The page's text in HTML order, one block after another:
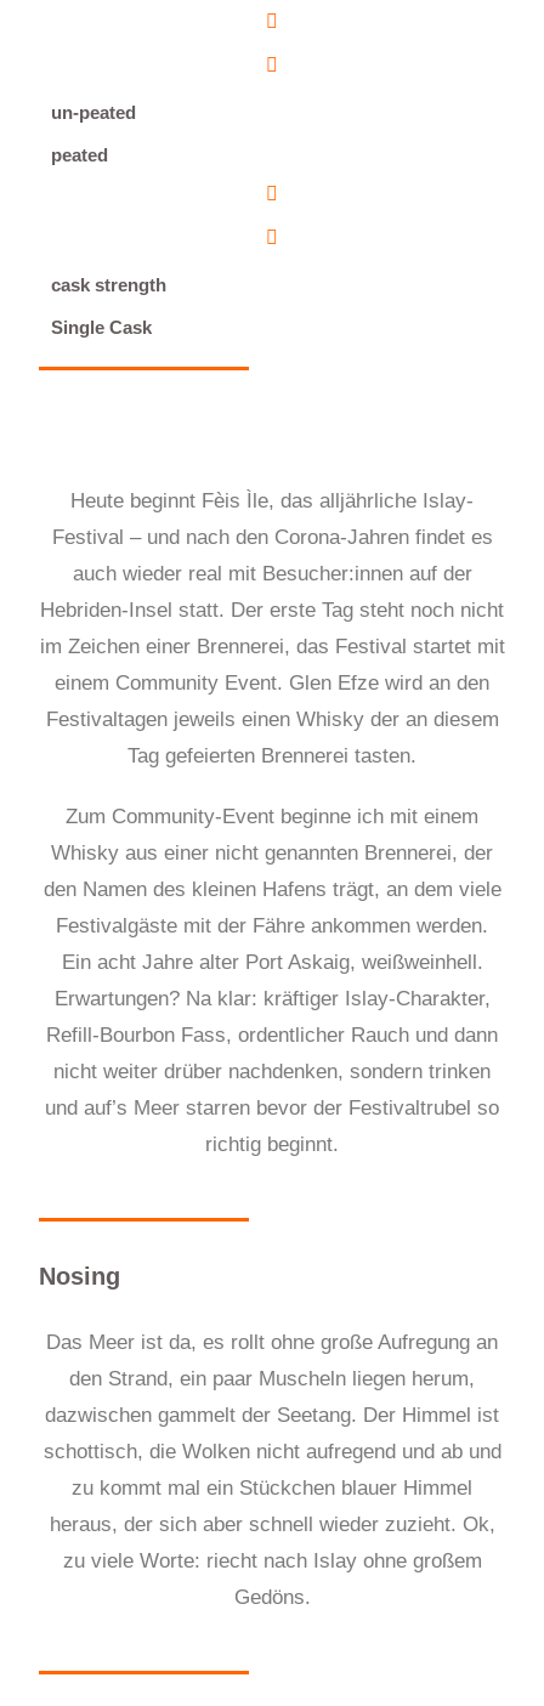
un-peated
peated
cask strength
Single Cask
Heute beginnt Fèis Ìle, das alljährliche Islay-
Festival – und nach den Corona-Jahren findet es
auch wieder real mit Besucher:innen auf der
Hebriden-Insel statt. Der erste Tag steht noch nicht
im Zeichen einer Brennerei, das Festival startet mit
einem Community Event. Glen Efze wird an den
Festivaltagen jeweils einen Whisky der an diesem
Tag gefeierten Brennerei tasten.
Zum Community-Event beginne ich mit einem
Whisky aus einer nicht genannten Brennerei, der
den Namen des kleinen Hafens trägt, an dem viele
Festivalgäste mit der Fähre ankommen werden.
Ein acht Jahre alter Port Askaig, weißweinhell.
Erwartungen? Na klar: kräftiger Islay-Charakter,
Refill-Bourbon Fass, ordentlicher Rauch und dann
nicht weiter drüber nachdenken, sondern trinken
und auf’s Meer starren bevor der Festivaltrubel so
richtig beginnt.
Nosing
Das Meer ist da, es rollt ohne große Aufregung an
den Strand, ein paar Muscheln liegen herum,
dazwischen gammelt der Seetang. Der Himmel ist
schottisch, die Wolken nicht aufregend und ab und
zu kommt mal ein Stückchen blauer Himmel
heraus, der sich aber schnell wieder zuzieht. Ok,
zu viele Worte: riecht nach Islay ohne großem
Gedöns.